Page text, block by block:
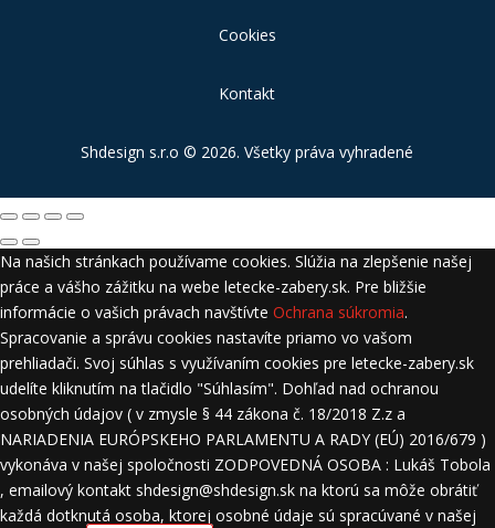
Cookies
Kontakt
Shdesign s.r.o © 2026. Všetky práva vyhradené
Na našich stránkach používame cookies. Slúžia na zlepšenie našej
práce a vášho zážitku na webe letecke-zabery.sk. Pre bližšie
informácie o vašich právach navštívte Ochrana súkromia.
Spracovanie a správu cookies nastavíte priamo vo vašom
prehliadači. Svoj súhlas s využívaním cookies pre letecke-zabery.sk
udelíte kliknutím na tlačidlo "Súhlasím". Dohľad nad ochranou
osobných údajov ( v zmysle § 44 zákona č. 18/2018 Z.z a
NARIADENIA EURÓPSKEHO PARLAMENTU A RADY (EÚ) 2016/679 )
vykonáva v našej spoločnosti ZODPOVEDNÁ OSOBA : Lukáš Tobola
, emailový kontakt shdesign@shdesign.sk na ktorú sa môže obrátiť
každá dotknutá osoba, ktorej osobné údaje sú spracúvané v našej